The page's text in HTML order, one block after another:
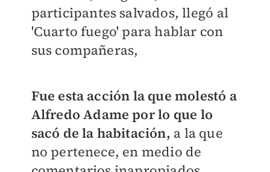
participantes salvados, llegó al
'Cuarto fuego' para hablar con
sus compañeras,
Fue esta acción la que molestó a
Alfredo Adame por lo que lo
sacó de la habitación, a la que
no pertenece, en medio de